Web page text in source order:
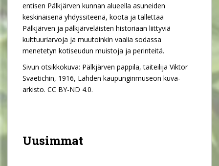
entisen Pälkjärven kunnan alueella asuneiden
keskinäisenä yhdyssiteenä, koota ja tallettaa
Pälkjärven ja pälkjärveläisten historiaan liittyviä
kulttuuriarvoja ja muutoinkin vaalia sodassa
menetetyn kotiseudun muistoja ja perinteitä.
Sivun otsikkokuva: Pälkjärven pappila, taiteilija Viktor
Svaetichin, 1916, Lahden kaupunginmuseon kuva-
arkisto. CC BY-ND 4.0.
Uusimmat